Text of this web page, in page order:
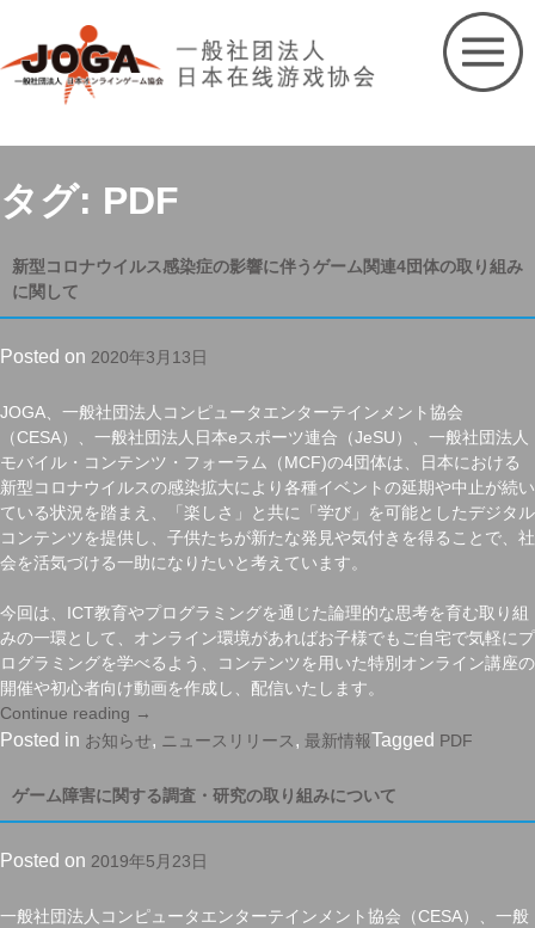
content
タグ: PDF
新型コロナウイルス感染症の影響に伴うゲーム関連4団体の取り組み
に関して
Posted on 2020年3月13日
JOGA、一般社団法人コンピュータエンターテインメント協会
（CESA）、一般社団法人日本eスポーツ連合（JeSU）、一般社団法人
モバイル・コンテンツ・フォーラム（MCF)の4団体は、日本における
新型コロナウイルスの感染拡大により各種イベントの延期や中止が続い
ている状況を踏まえ、「楽しさ」と共に「学び」を可能としたデジタル
コンテンツを提供し、子供たちが新たな発見や気付きを得ることで、社
会を活気づける一助になりたいと考えています。
今回は、ICT教育やプログラミングを通じた論理的な思考を育む取り組
みの一環として、オンライン環境があればお子様でもご自宅で気軽にプ
ログラミングを学べるよう、コンテンツを用いた特別オンライン講座の
開催や初心者向け動画を作成し、配信いたします。
Continue reading “新
型
ロ
イ
ス
→
Posted in お知らせ, ニュースリリース , 最新情報Tagged PDF
ゲーム障害に関する調査・研究の取り組みについて
Posted on 2019年5月23日
一般社団法人コンピュータエンターテインメント協会（CESA）、一般